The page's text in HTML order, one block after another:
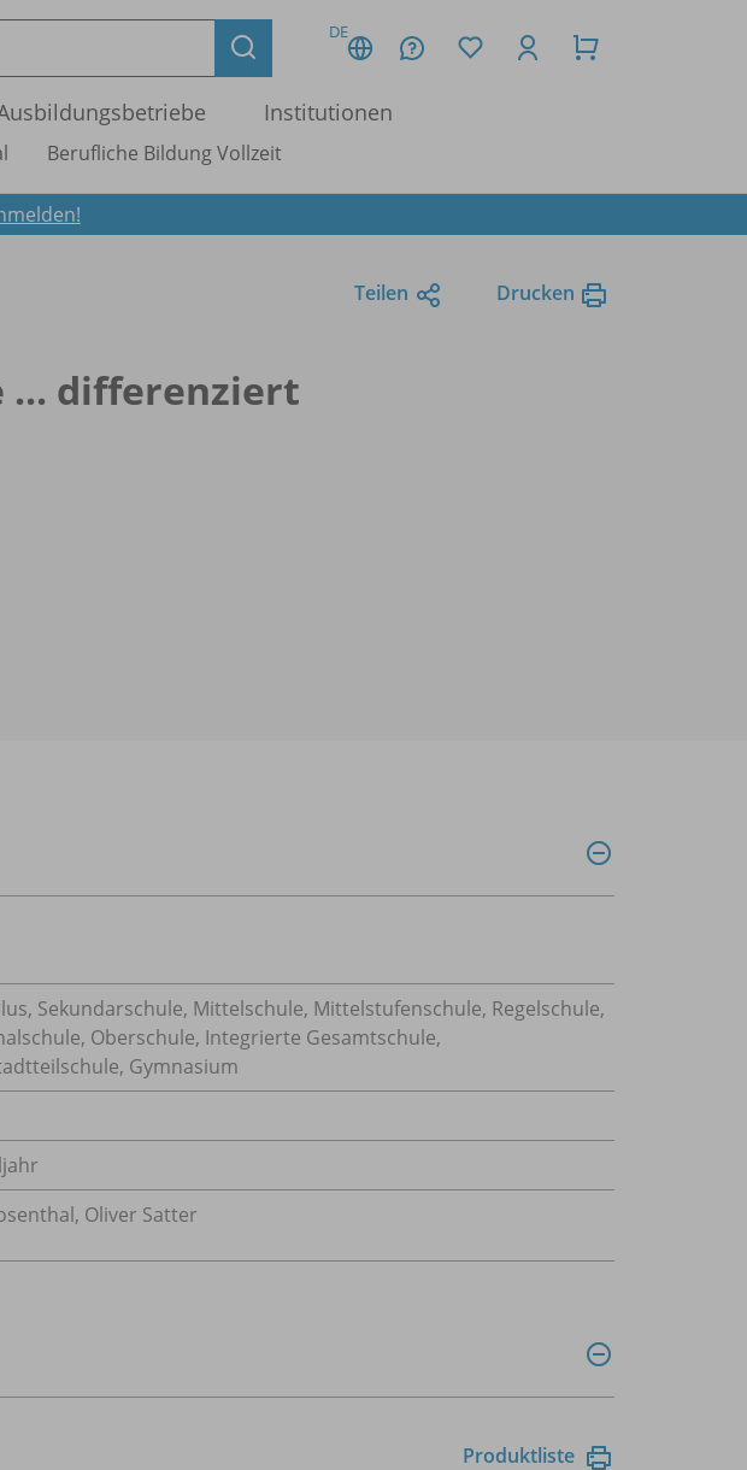
DE
Institutionen
Berufliche Bildung Vollzeit
Teilen Drucken
... differenziert
Sekundarschule, Mittelschule, Mittelstufenschule, Regelschule,
Oberschule, Integrierte Gesamtschule,
Gymnasium
Oliver Satter
Produktliste